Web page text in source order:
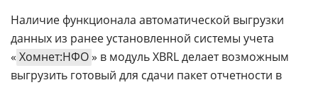
Наличие функционала автоматической выгрузки
данных из ранее установленной системы учета
« Хомнет:НФО» в модуль XBRL делает возможным
выгрузить готовый для сдачи пакет отчетности в